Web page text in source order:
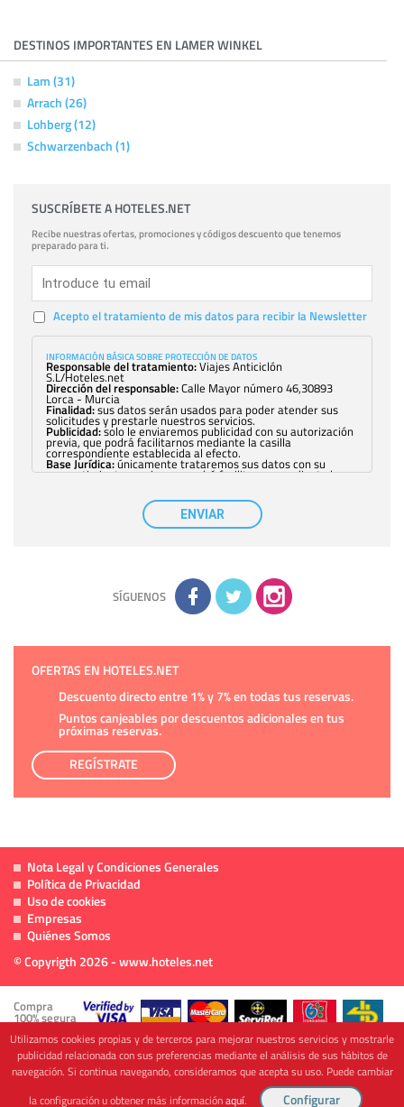
DESTINOS IMPORTANTES EN LAMER WINKEL
Lam (31)
Arrach (26)
Lohberg (12)
Schwarzenbach (1)
SUSCRÍBETE A HOTELES.NET
Recibe nuestras ofertas, promociones y códigos descuento que tenemos
preparado para ti.
Acepto el tratamiento de mis datos para recibir la Newsletter
INFORMACIÓN BÁSICA SOBRE PROTECCIÓN DE DATOS
Responsable del tratamiento:Viajes Anticiclón
S.L/Hoteles.net
Dirección del responsable:Calle Mayor número 46,30893
Lorca - Murcia
Finalidad:sus datos serán usados para poder atender sus
solicitudes y prestarle nuestros servicios.
Publicidad:solo le enviaremos publicidad con su autorización
previa, que podrá facilitarnos mediante la casilla
correspondiente establecida al efecto.
Base Jurídica:únicamente trataremos sus datos con su
consentimiento previo, que podrá facilitarnos mediante la
con carácter general, sólo el personal de
nuestra entidad que esté debidamente autorizado podrá
tener conocimiento de la información que le pedimos. No se
comunicarán datos a terceros.
adicional y detallada sobre cómo tratamos sus datos en la
política de privacidad
ENVIAR
SÍGUENOS
OFERTAS EN HOTELES.NET
Descuento directo entre 1% y 7% en todas tus reservas.
Puntos canjeables por descuentos adicionales en tus
próximas reservas.
REGÍSTRATE
Nota Legal y Condiciones Generales
Política de Privacidad
Uso de cookies
Empresas
Quiénes Somos
© Copyrigth 2026 - www.hoteles.net
Compra
100% segura
Cofinanciado por
Utilizamos cookies propias y de terceros para mejorar nuestros servicios y mostrarle
publicidad relacionada con sus preferencias mediante el análisis de sus hábitos de
navegación. Si continua navegando, consideramos que acepta su uso. Puede cambiar
la configuración u obtener más informaciónaquí.